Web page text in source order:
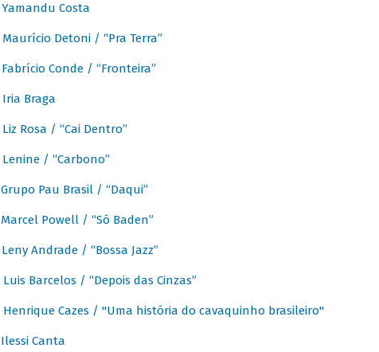
Yamandu Costa
Maurício Detoni / “Pra Terra”
Fabrício Conde / “Fronteira”
Iria Braga
Liz Rosa / “Cai Dentro”
Lenine / “Carbono”
Grupo Pau Brasil / “Daqui”
Marcel Powell / “Só Baden”
Leny Andrade / “Bossa Jazz”
Luis Barcelos / “Depois das Cinzas”
Henrique Cazes / "Uma história do cavaquinho brasileiro"
Ilessi Canta